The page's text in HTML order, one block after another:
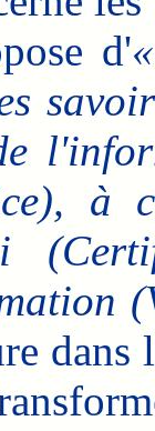
d'
à
dans